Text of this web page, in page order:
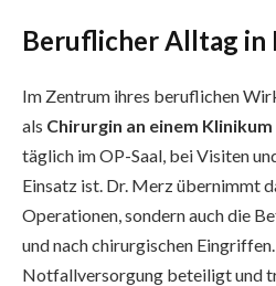
Beruflicher Alltag in
Im Zentrum ihres beruflichen
als Chirurgin an einem
täglich im OP-Saal, bei Visiten
Einsatz ist. Dr. Merz übernimmt
Operationen, sondern auch die
und nach chirurgischen
Notfallversorgung beteiligt und